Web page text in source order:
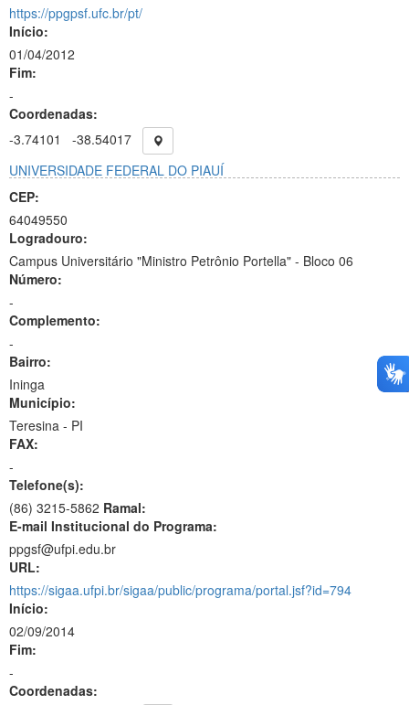
https://ppgpsf.ufc.br/pt/
Início:
01/04/2012
Fim:
-
Coordenadas:
-3.74101
-38.54017
UNIVERSIDADE FEDERAL DO PIAUÍ
CEP:
64049550
Logradouro:
Campus Universitário "Ministro Petrônio Portella" - Bloco 06
Número:
-
Complemento:
-
Bairro:
Ininga
Município:
Teresina - PI
FAX:
-
Telefone(s):
(86) 3215-5862 Ramal:
E-mail Institucional do Programa:
ppgsf@ufpi.edu.br
URL:
https://sigaa.ufpi.br/sigaa/public/programa/portal.jsf?id=794
Início:
02/09/2014
Fim:
-
Coordenadas: